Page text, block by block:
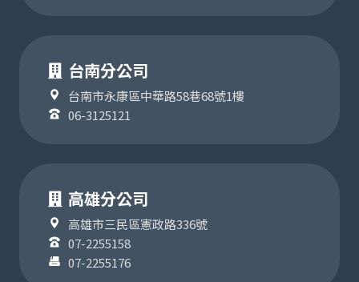
台南分公司
台南市永康區中華路58巷68號1樓
06-3125121
高雄分公司
高雄市三民區憲政路336號
07-2255158
07-2255176